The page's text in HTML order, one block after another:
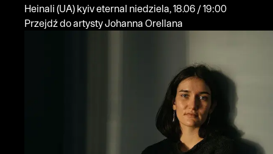
Heinali (UA) kyiv eternal
niedziela, 18.06 / 19:00
Przejdź do artysty Johanna Orellana